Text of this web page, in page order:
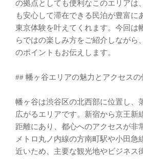
の拠点としても便利なこのエリアは
も安心して滞在できる民泊が豊富に
東京体験を叶えてくれます。今回は
らではの楽しみ方をご紹介しながら
のポイントもお伝えします。
## 幡ヶ谷エリアの魅力とアクセスの
幡ヶ谷は渋谷区の北西部に位置し、
広がるエリアです。新宿から京王新
距離にあり、都心へのアクセスが非
メトロ丸ノ内線の方南町駅や小田急
近いため、主要な観光地やビジネス